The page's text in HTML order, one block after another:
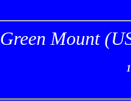
Green Mount